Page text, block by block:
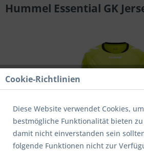
Hummel Essential GK
Cookie-Richtlinien
Diese Website verwendet Cookies,
bestmögliche Funktionalität bieten
damit nicht einverstanden sein
folgende Funktionen nicht zur